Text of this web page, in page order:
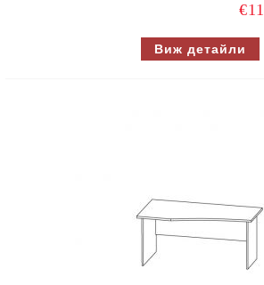
Виж детайли